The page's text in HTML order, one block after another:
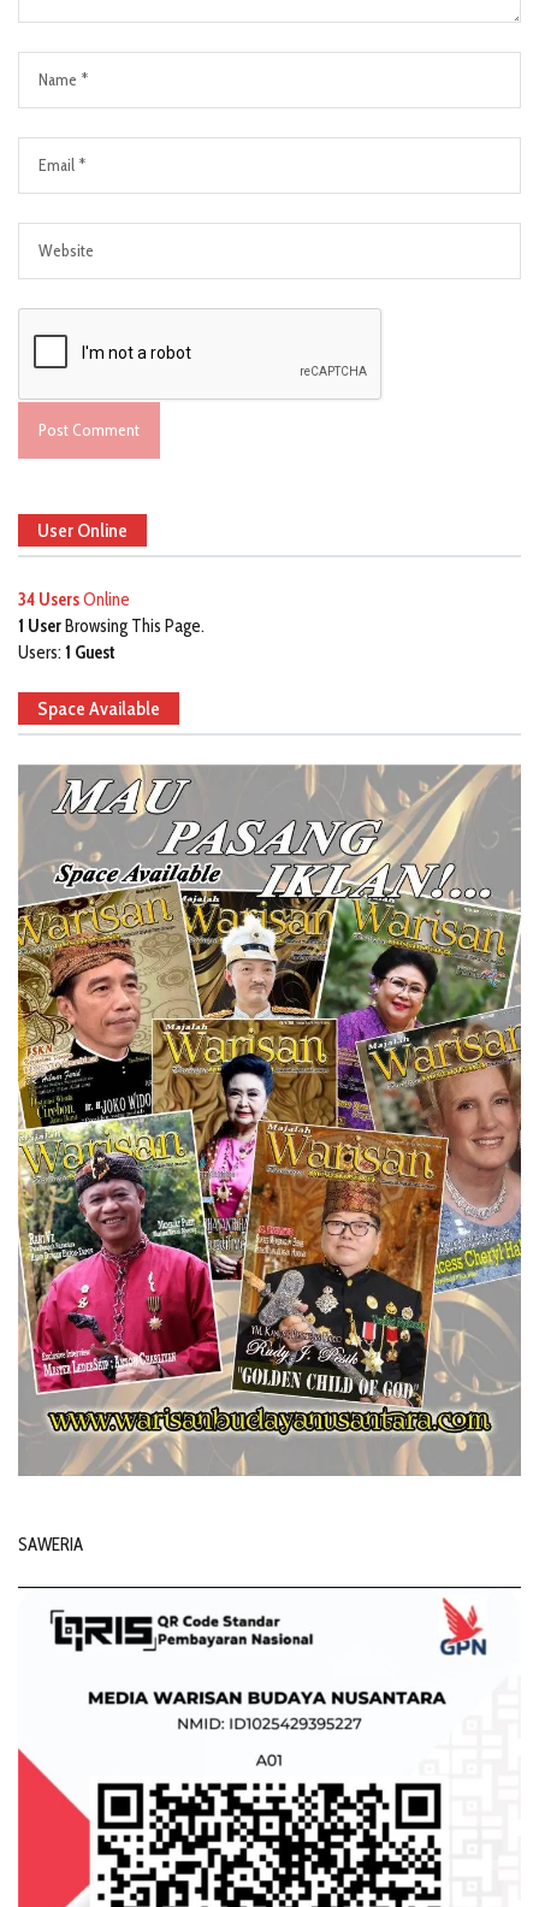
User Online
34 UsersOnline
1 UserBrowsing This Page.
Users: 1 Guest
Space Available
SAWERIA